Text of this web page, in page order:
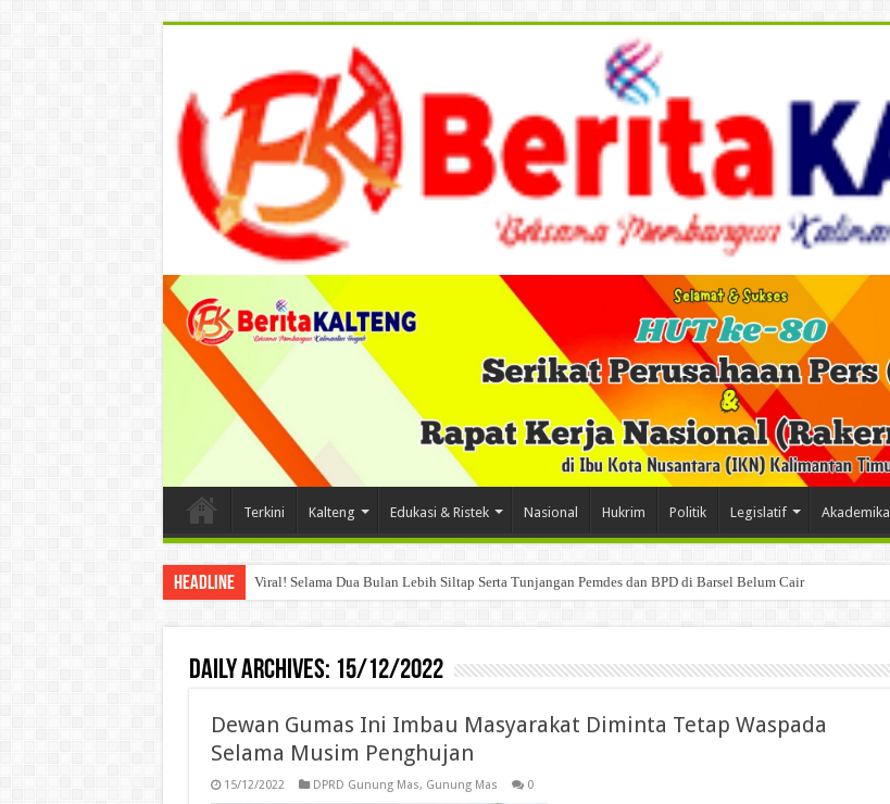
Terkini Kalteng Edukasi & Ristek Nasional Hukrim Politik Legislatif Akademika
Headline Viral! Selama Dua Bulan Lebih Siltap Serta Tunjangan Pemdes dan BPD di Barsel Belum Cair
Daily Archives: 15/12/2022
Dewan Gumas Ini Imbau Masyarakat Diminta Tetap Waspada
Selama Musim Penghujan
15/12/2022 DPRD Gunung Mas, Gunung Mas 0